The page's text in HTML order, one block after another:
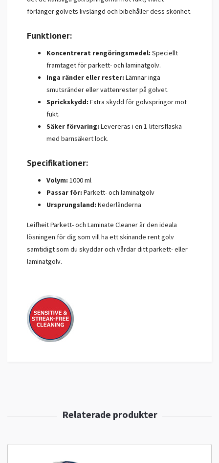
förlänger golvets livslängd och bibehåller dess skönhet.
Funktioner:
Koncentrerat rengöringsmedel: Speciellt
framtaget för parkett- och laminatgolv.
Inga ränder eller rester: Lämnar inga
smutsränder eller vattenrester på golvet.
Sprickskydd: Extra skydd för golvspringor mot
fukt.
Säker förvaring: Levereras i en 1-litersflaska
med barnsäkert lock.
Specifikationer:
Volym: 1000 ml
Passar för: Parkett- och laminatgolv
Ursprungsland: Nederländerna
Leifheit Parkett- och Laminate Cleaner är den ideala
lösningen för dig som vill ha ett skinande rent golv
samtidigt som du skyddar och vårdar ditt parkett- eller
laminatgolv.